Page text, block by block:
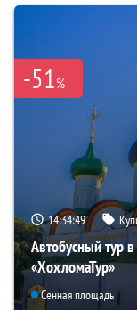
-51%
14:34:48
Автобусный тур
«ХохломаТур»
Сенная площадь